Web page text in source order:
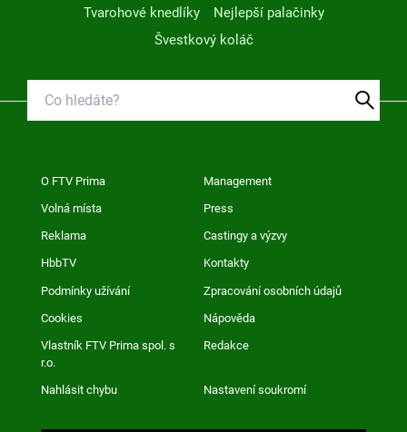
Tvarohové knedlíky
Nejlepší palačinky
Švestkový koláč
O FTV Prima Management
Volná místa Press
Reklama Castingy a výzvy
HbbTV Kontakty
Podmínky užívání Zpracování osobních údajů
Cookies Nápověda
Vlastník FTV Prima spol. s
r.o.
Redakce
Nahlásit chybu Nastavení soukromí